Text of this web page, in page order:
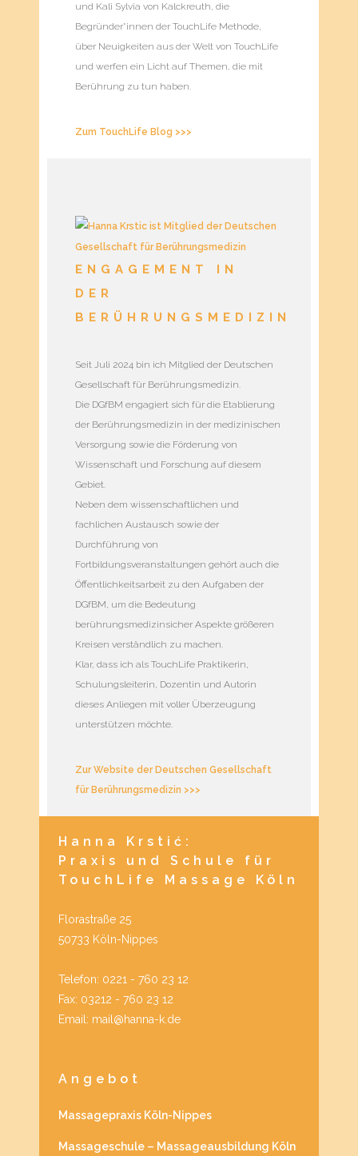
und Kali Sylvia von Kalckreuth, die
Begründer*innen der TouchLife Methode,
über Neuigkeiten aus der Welt von TouchLife
und werfen ein Licht auf Themen, die mit
Berührung zu tun haben.
Zum TouchLife Blog >>>
ENGAGEMENT IN
DER
BERÜHRUNGSMEDIZIN
Seit Juli 2024 bin ich Mitglied der Deutschen
Gesellschaft für Berührungsmedizin.
Die DGfBM engagiert sich für die Etablierung
der Berührungsmedizin in der medizinischen
Versorgung sowie die Förderung von
Wissenschaft und Forschung auf diesem
Gebiet.
Neben dem wissenschaftlichen und
fachlichen Austausch sowie der
Durchführung von
Fortbildungsveranstaltungen gehört auch die
Öffentlichkeitsarbeit zu den Aufgaben der
DGfBM, um die Bedeutung
berührungsmedizinsicher Aspekte größeren
Kreisen verständlich zu machen.
Klar, dass ich als TouchLife Praktikerin,
Schulungsleiterin, Dozentin und Autorin
dieses Anliegen mit voller Überzeugung
unterstützen möchte.
Zur Website der Deutschen Gesellschaft
für Berührungsmedizin >>>
Hanna Krstić:
Praxis und Schule für
TouchLife Massage Köln
Florastraße 25
50733 Köln-Nippes
Telefon: 0221 - 760 23 12
Fax: 03212 - 760 23 12
Email: mail@hanna-k.de
Angebot
Massagepraxis Köln-Nippes
Massageschule – Massageausbildung Köln